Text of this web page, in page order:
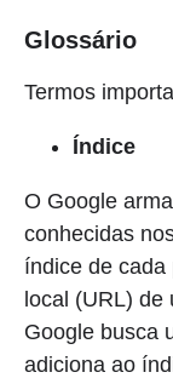
Glossário
Termos
Índice
O Google
conhecidas
índice de cada
local (URL) de
Google busca
adiciona ao